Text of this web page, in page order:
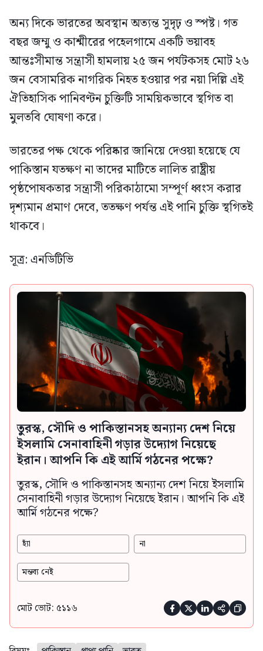
অন্য দিকে ভারতের অবস্থান অত্যন্ত সুদৃঢ় ও স্পষ্ট। গত
বছর জম্মু ও কাশ্মীরের পহেলগামে একটি ভয়াবহ
আন্তঃসীমান্ত সন্ত্রাসী হামলায় ২৫ জন পর্যটকসহ মোট ২৬
জন বেসামরিক নাগরিক নিহত হওয়ার পর নয়া দিল্লি এই
ঐতিহাসিক পানিবণ্টন চুক্তিটি সাময়িকভাবে স্থগিত বা
মুলতবি ঘোষণা করে।
ভারতের পক্ষ থেকে পরিষ্কার জানিয়ে দেওয়া হয়েছে যে
পাকিস্তান যতক্ষণ না তাদের মাটিতে লালিত রাষ্ট্রীয়
পৃষ্ঠপোষকতার সন্ত্রাসী পরিকাঠামো সম্পূর্ণ ধ্বংস করার
দৃশ্যমান প্রমাণ দেবে, ততক্ষণ পর্যন্ত এই পানি চুক্তি স্থগিতই
থাকবে।
সূত্র: এনডিটিভি
তুরস্ক, সৌদি ও পাকিস্তানসহ অন্যান্য দেশ নিয়ে
ইসলামি সেনাবাহিনী গড়ার উদ্যোগ নিয়েছে
ইরান। আপনি কি এই আর্মি গঠনের পক্ষে?
তুরস্ক, সৌদি ও পাকিস্তানসহ অন্যান্য দেশ নিয়ে ইসলামি
সেনাবাহিনী গড়ার উদ্যোগ নিয়েছে ইরান। আপনি কি এই
আর্মি গঠনের পক্ষে?
হ্যাঁ না
মন্তব্য নেই
মোট ভোট: ৫১১৬     